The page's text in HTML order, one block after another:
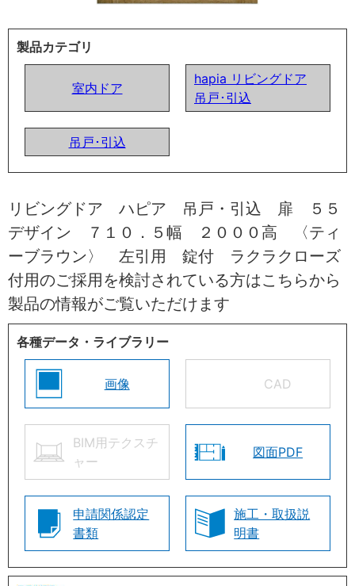
製品カテゴリ
室内ドア
hapia リビングドア
吊戸･引込
吊戸･引込
リビングドア ハピア 吊戸・引込 扉 ５５
デザイン ７１０．５幅 ２０００高 〈ティ
ーブラウン〉 左引用 錠付 ラクラクローズ
付用のご採用を検討されている方はこちらから
製品の情報がご覧いただけます
各種データ・ライブラリー
画像 CAD
BIM用テクスチ
ャー
図面PDF
申請関係認定
書類
施工・取扱説
明書